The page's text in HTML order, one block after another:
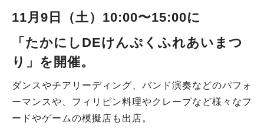
11月9日（土）10:00〜15:00に
「たかにしDEけんぷくふれあいまつ
り」 を開催。
ダンスやチアリーディング、バンド演奏などのパフォ
ーマンスや、フィリピン料理やクレープなど様々なフ
ードやゲームの模擬店も出店。